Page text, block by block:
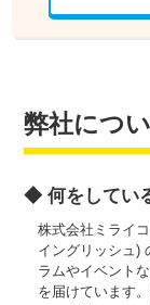
弊社につ
◆ 何をしてい
株式会社ミライ
イングリッシュ)
ラムやイベント
を届けています